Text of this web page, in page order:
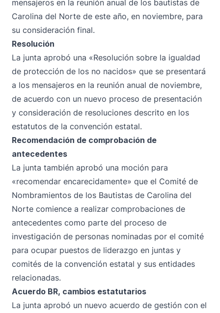
mensajeros en la reunión anual de los bautistas de
Carolina del Norte de este año, en noviembre, para
su consideración final.
Resolución
La junta aprobó una «Resolución sobre la igualdad
de protección de los no nacidos» que se presentará
a los mensajeros en la reunión anual de noviembre,
de acuerdo con un nuevo proceso de presentación
y consideración de resoluciones descrito en los
estatutos de la convención estatal.
Recomendación de comprobación de
antecedentes
La junta también aprobó una moción para
«recomendar encarecidamente» que el Comité de
Nombramientos de los Bautistas de Carolina del
Norte comience a realizar comprobaciones de
antecedentes como parte del proceso de
investigación de personas nominadas por el comité
para ocupar puestos de liderazgo en juntas y
comités de la convención estatal y sus entidades
relacionadas.
Acuerdo BR, cambios estatutarios
La junta aprobó un nuevo acuerdo de gestión con el